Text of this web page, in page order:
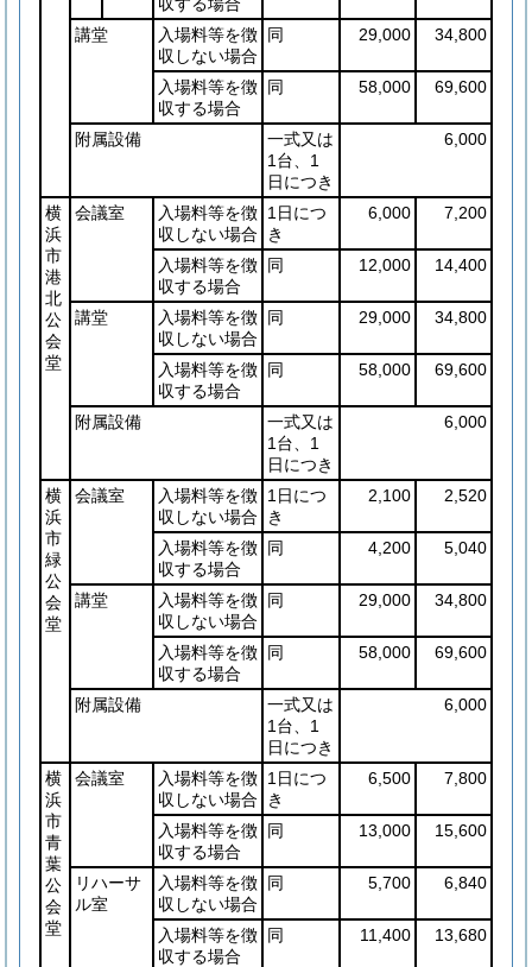
講堂
入場料等を徴
収しない場合
同 29,000 34,800
入場料等を徴
収する場合
同 58,000 69,600
附属設備
一式又は
1台、1
日につき
6,000
横
浜
市
港
北
公
会
堂
会議室
入場料等を徴
収しない場合
1日につ
き
6,000 7,200
入場料等を徴
収する場合
同 12,000 14,400
講堂
入場料等を徴
収しない場合
同 29,000 34,800
入場料等を徴
収する場合
同 58,000 69,600
附属設備
一式又は
1台、1
日につき
6,000
横
浜
市
緑
公
会
堂
会議室
入場料等を徴
収しない場合
1日につ
き
2,100 2,520
入場料等を徴
収する場合
同 4,200 5,040
講堂
入場料等を徴
収しない場合
同 29,000 34,800
入場料等を徴
収する場合
同 58,000 69,600
附属設備
一式又は
1台、1
日につき
6,000
横
浜
市
青
葉
公
会
堂
会議室
入場料等を徴
収しない場合
1日につ
き
6,500 7,800
入場料等を徴
収する場合
同 13,000 15,600
リハーサ
ル室
入場料等を徴
収しない場合
同 5,700 6,840
入場料等を徴
収する場合
同 11,400 13,680